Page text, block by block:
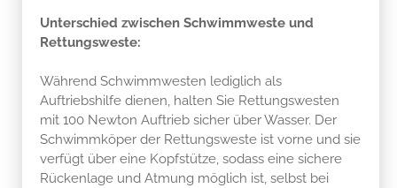
Unterschied zwischen Schwimmweste und
Rettungsweste:
Während Schwimmwesten lediglich als
Auftriebshilfe dienen, halten Sie Rettungswesten
mit 100 Newton Auftrieb sicher über Wasser. Der
Schwimmköper der Rettungsweste ist vorne und sie
verfügt über eine Kopfstütze, sodass eine sichere
Rückenlage und Atmung möglich ist, selbst bei